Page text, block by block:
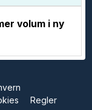
volum i ny
Regler